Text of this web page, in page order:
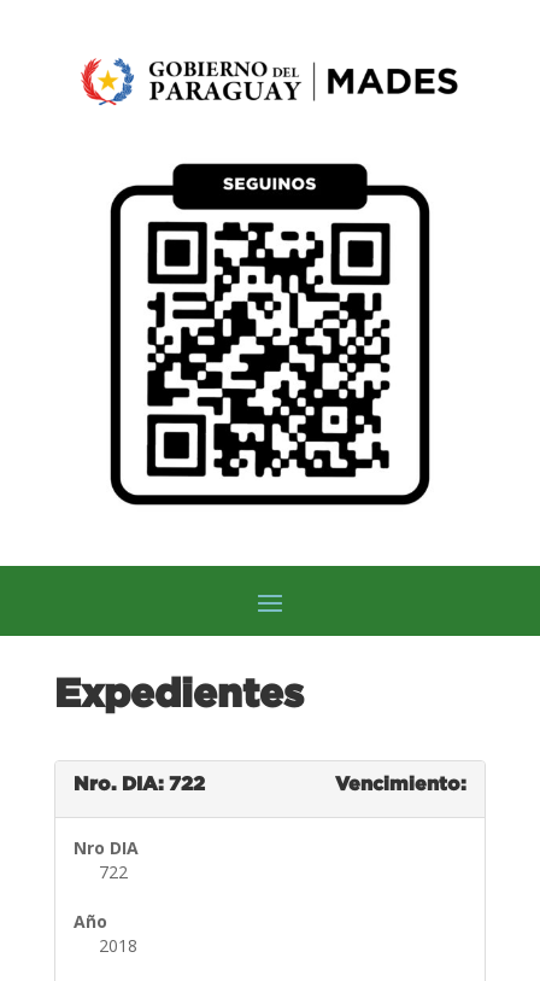
Expedientes
Nro. DIA: 722 Vencimiento:
Nro DIA
722
Año
2018